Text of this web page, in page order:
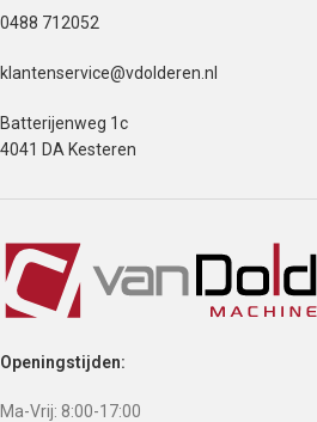
0488 712052
klantenservice@vdolderen.nl
Batterijenweg 1c
4041 DA Kesteren
Openingstijden:
Ma-Vrij: 8:00-17:00